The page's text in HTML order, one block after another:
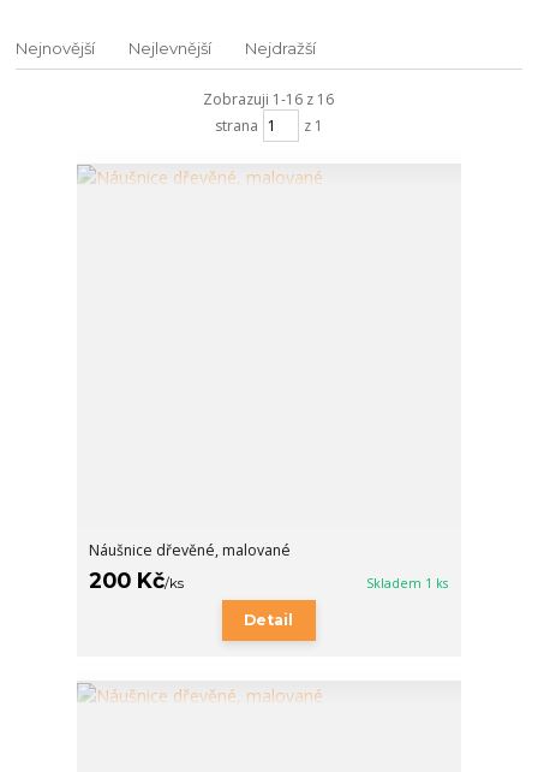
Nejnovější Nejlevnější Nejdražší
Zobrazuji 1-16 z 16
strana
z 1
Náušnice dřevěné, malované
200 Kč/ks Skladem 1 ks
Detail